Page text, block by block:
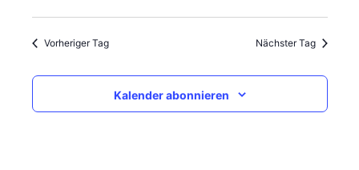
2024
und
wählen.
Vorheriger Tag Nächster Tag
Kalender abonnieren